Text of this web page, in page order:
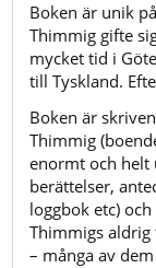
Boken är unik
Thimmig gifte
mycket tid i
till Tyskland.
Boken är
Thimmig
enormt och helt
berättelser,
loggbok etc)
Thimmigs
– många av